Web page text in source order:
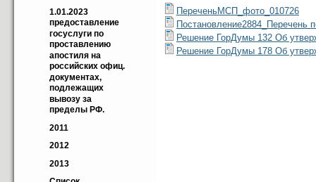
1.01.2023
предоставление
госуслуги по
проставлению
апостиля на
российских офиц.
документах,
подлежащих
вывозу за
пределы РФ.
2011
2012
2013
ПереченьМСП_фото_010726
Постановление2884_Перечень
Решение ГорДумы 132 Об
Решение ГорДумы 178 Об